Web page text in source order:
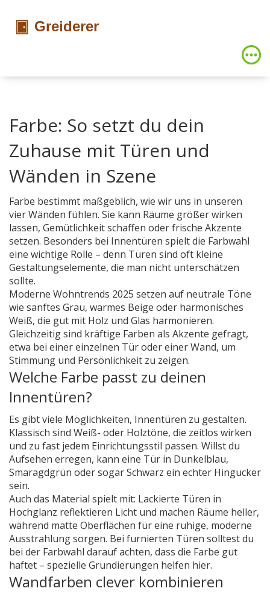
Farbe: So setzt du dein
Zuhause mit Türen und
Wänden in Szene
Farbe bestimmt maßgeblich, wie wir uns in unseren
vier Wänden fühlen. Sie kann Räume größer wirken
lassen, Gemütlichkeit schaffen oder frische Akzente
setzen. Besonders bei Innentüren spielt die Farbwahl
eine wichtige Rolle – denn Türen sind oft kleine
Gestaltungselemente, die man nicht unterschätzen
sollte.
Moderne Wohntrends 2025 setzen auf neutrale Töne
wie sanftes Grau, warmes Beige oder harmonisches
Weiß, die gut mit Holz und Glas harmonieren.
Gleichzeitig sind kräftige Farben als Akzente gefragt,
etwa bei einer einzelnen Tür oder einer Wand, um
Stimmung und Persönlichkeit zu zeigen.
Welche Farbe passt zu deinen
Innentüren?
Es gibt viele Möglichkeiten, Innentüren zu gestalten.
Klassisch sind Weiß- oder Holztöne, die zeitlos wirken
und zu fast jedem Einrichtungsstil passen. Willst du
Aufsehen erregen, kann eine Tür in Dunkelblau,
Smaragdgrün oder sogar Schwarz ein echter Hingucker
sein.
Auch das Material spielt mit: Lackierte Türen in
Hochglanz reflektieren Licht und machen Räume heller,
während matte Oberflächen für eine ruhige, moderne
Ausstrahlung sorgen. Bei furnierten Türen solltest du
bei der Farbwahl darauf achten, dass die Farbe gut
haftet – spezielle Grundierungen helfen hier.
Wandfarben clever kombinieren